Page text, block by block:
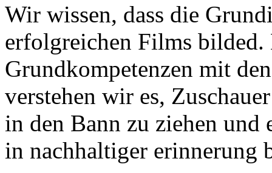
Wir wissen, dass die
erfolgreichen Films
Grundkompetenzen mit
verstehen wir es,
in den Bann zu ziehen und
in nachhaltiger erinnerung